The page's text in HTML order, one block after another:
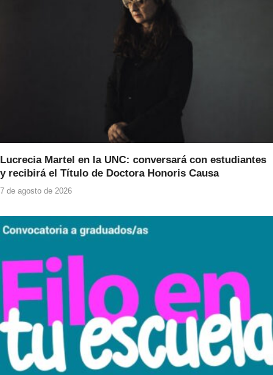
Lucrecia Martel en la UNC: conversará con estudiantes
y recibirá el Título de Doctora Honoris Causa
7 de agosto de 2026